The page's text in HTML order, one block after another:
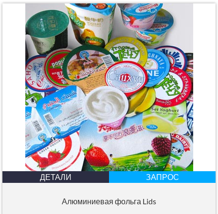
ДЕТАЛИ ЗАПРОС
Алюминиевая фольга Lids